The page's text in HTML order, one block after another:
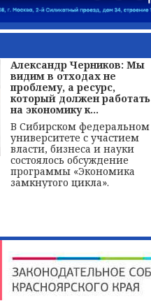
Александр Черников: Мы
видим в отходах не
проблему, а ресурс,
который должен работать
на экономику к...
В Сибирском федеральном
университете с участием
власти, бизнеса и науки
состоялось обсуждение
программы «Экономика
замкнутого цикла».